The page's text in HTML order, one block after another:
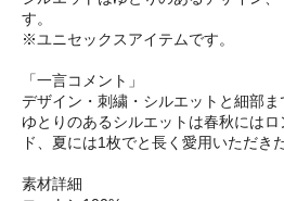
す。
※ユニセックスアイテムです。
「一言コメント」
デザイン・刺繍・シルエットと細部
ゆとりのあるシルエットは春秋には
ド、夏には1枚でと長く愛用いただき
素材詳細